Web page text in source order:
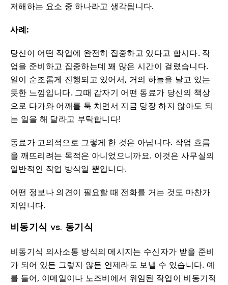
저해하는 요소 중 하나라고 생각됩니다.
사례:
당신이 어떤 작업에 완전히 집중하고 있다고 합시다. 작
업을 준비하고 집중하는데 꽤 많은 시간이 걸렸습니다.
일이 순조롭게 진행되고 있어서, 거의 하늘을 날고 있는
듯한 느낌입니다. 그때 갑자기 어떤 동료가 당신의 책상
으로 다가와 어깨를 툭 치면서 지금 당장 하지 않아도 되
는 일을 해 달라고 부탁합니다!
동료가 고의적으로 그렇게 한 것은 아닙니다. 작업 흐름
을 깨뜨리려는 목적은 아니었으니까요. 이것은 사무실의
일반적인 작업 방식일 뿐입니다.
어떤 정보나 의견이 필요할 때 전화를 거는 것도 마찬가
지입니다.
비동기식 vs. 동기식
비동기식 의사소통 방식의 메시지는 수신자가 받을 준비
가 되어 있든 그렇지 않든 언제라도 보낼 수 있습니다. 예
를 들어, 이메일이나 노즈비에서 위임된 작업이 비동기적